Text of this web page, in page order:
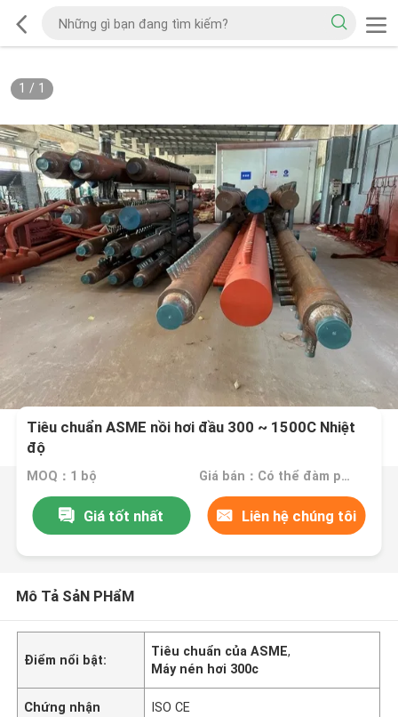
1 / 1
Tiêu chuẩn ASME nồi hơi đầu 300 ~ 1500C Nhiệt
độ
MOQ：1 bộ Giá bán：Có thể đàm phán
Giá tốt nhất Liên hệ chúng tôi
Mô Tả SảN PHẩM
Điểm nổi bật:
Tiêu chuẩn của ASME,
Máy nén hơi 300c
Chứng nhận ISO CE